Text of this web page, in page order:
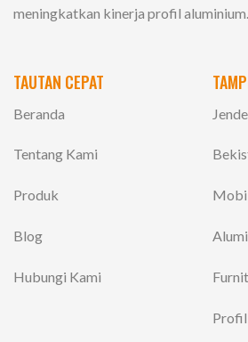
meningkatkan kinerja profil aluminium.
TAUTAN CEPAT
Beranda
Tentang Kami
Produk
Blog
Hubungi Kami